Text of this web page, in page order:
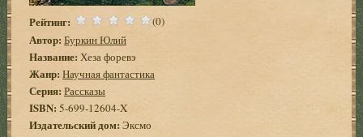
Рейтинг: (0)
Автор: Буркин Юлий
Название: Хеза форевэ
Жанр: Научная фантастика
Серия: Рассказы
ISBN:5-699-12604-X
Издательский дом: Эксмо